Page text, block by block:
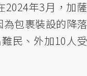
2024年3月，加薩
為包裹裝設的降落
民、外加10人受